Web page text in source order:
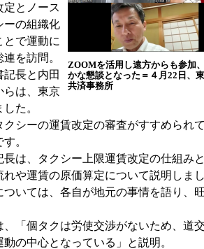
ZOOMを活用し遠方からも参加
かな懇談となった＝４月22日、
共済事務所
とノース
の組織化
とで運動に
を訪問。
長と内田
らは、東京
た。
シーの運賃改定の審査がすすめられて
。
は、タクシー上限運賃改定の仕組み
や運賃の原価算定について説明しまし
いては、各自が地元の事情を語り、
「個タクは労使交渉がないため、道
の中心となっている」と説明。